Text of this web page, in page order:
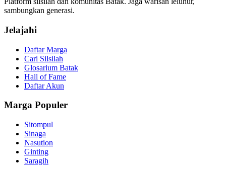
sambungkan generasi.
Jelajahi
Daftar Marga
Cari Silsilah
Glosarium Batak
Hall of Fame
Daftar Akun
Marga Populer
Sitompul
Sinaga
Nasution
Ginting
Saragih